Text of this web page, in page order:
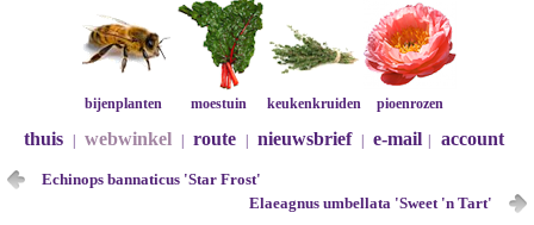
bijenplanten moestuin keukenkruiden pioenrozen
thuis webwinkel route nieuwsbrief e-mail account
Echinops bannaticus 'Star Frost'
Elaeagnus umbellata 'Sweet 'n Tart'